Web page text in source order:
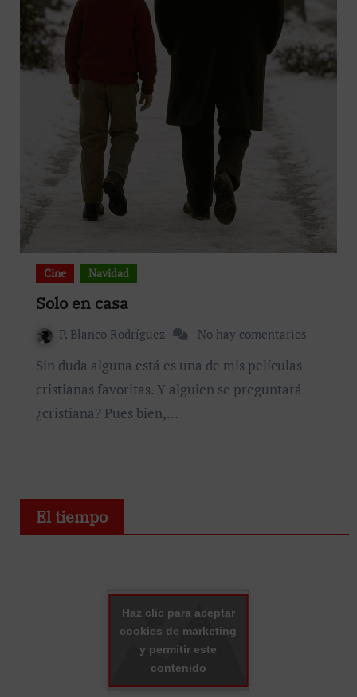
Cine Navidad
Solo en casa
P. Blanco Rodríguez No hay comentarios
Sin duda alguna está es una de mis películas
cristianas favoritas. Y alguien se preguntará
¿cristiana? Pues bien,…
El tiempo
Haz clic para aceptar
cookies de marketing
y permitir este
contenido